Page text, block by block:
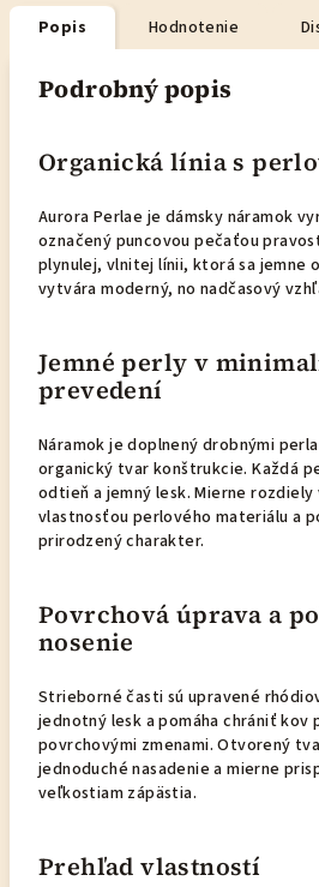
Popis Hodnotenie
Podrobný popis
Organická línia s
Aurora Perlae je dámsky náramok
označený puncovou pečaťou
plynulej, vlnitej línii, ktorá sa jemne
vytvára moderný, no nadčasový
Jemné perly v
prevedení
Náramok je doplnený drobnými
organický tvar konštrukcie. Každá
odtieň a jemný lesk. Mierne
vlastnosťou perlového materiálu a
prirodzený charakter.
Povrchová úprava a
nosenie
Strieborné časti sú upravené
jednotný lesk a pomáha chrániť kov
povrchovými zmenami. Otvorený
jednoduché nasadenie a mierne
veľkostiam zápästia.
Prehľad vlastností